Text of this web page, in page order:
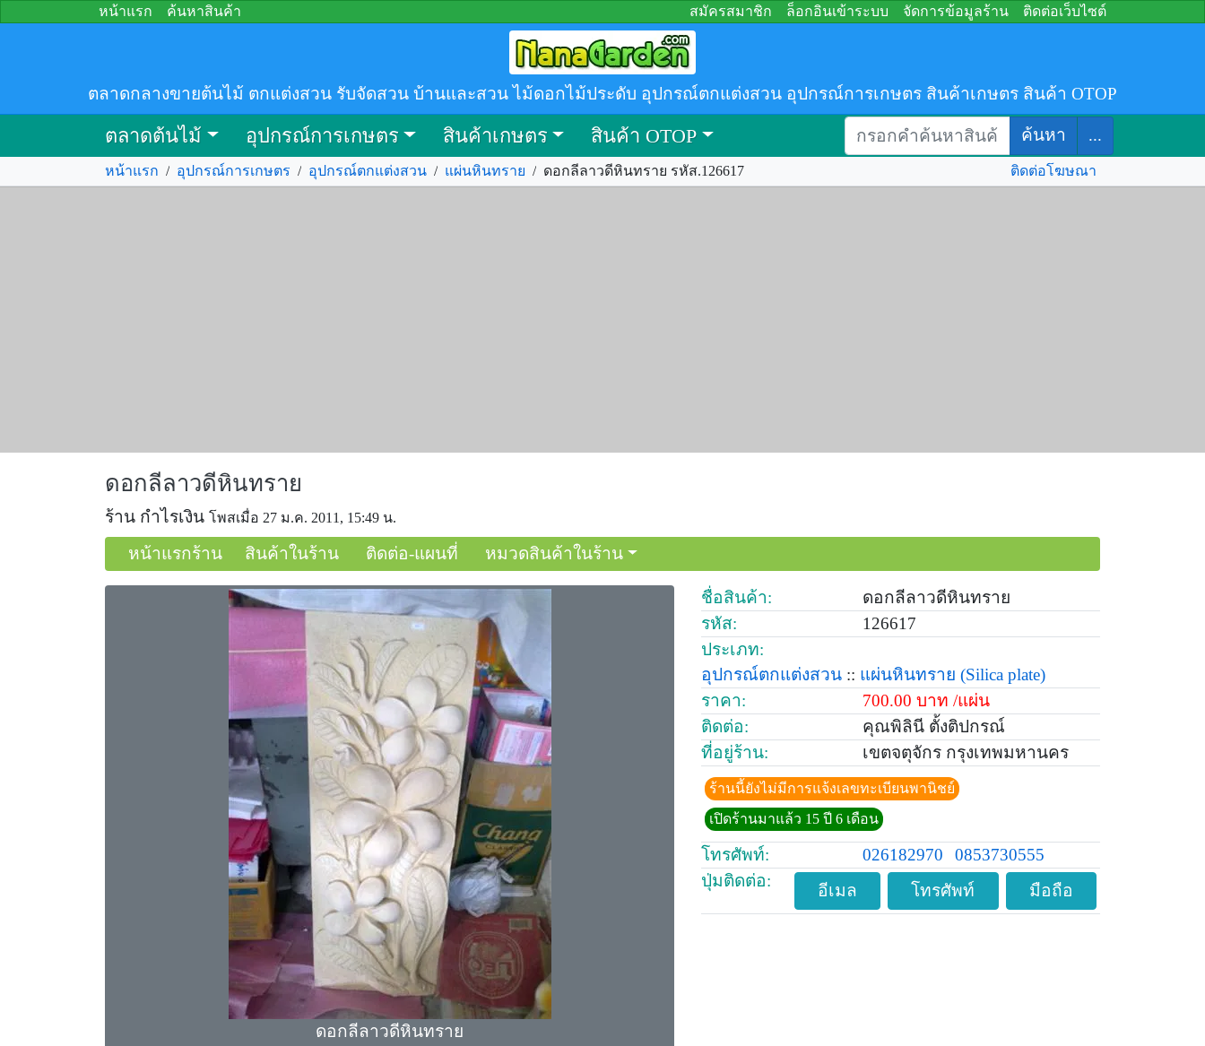
หน้าแรก ค้นหาสินค้า สมัครสมาชิก ล็อกอินเข้าระบบ จัดการข้อมูลร้าน ติดต่อเว็บไซต์
ตลาดกลางขายต้นไม้ ตกแต่งสวน รับจัดสวน บ้านและสวน ไม้ดอกไม้ประดับ อุปกรณ์ตกแต่งสวน อุปกรณ์การเกษตร สินค้าเกษตร สินค้า OTOP
ตลาดต้นไม้ อุปกรณ์การเกษตร สินค้าเกษตร สินค้า OTOP ค้นหา ...
หน้าแรก / อุปกรณ์การเกษตร / อุปกรณ์ตกแต่งสวน / แผ่นหินทราย / ดอกลีลาวดีหินทราย รหัส.126617 ติดต่อโฆษณา
ดอกลีลาวดีหินทราย
ร้าน กำไรเงิน โพสเมื่อ 27 ม.ค. 2011, 15:49 น.
หน้าแรกร้าน สินค้าในร้าน ติดต่อ-แผนที่ หมวดสินค้าในร้าน
ดอกลีลาวดีหินทราย
ชื่อสินค้า:
ดอกลีลาวดีหินทราย
รหัส:
126617
ประเภท:
อุปกรณ์ตกแต่งสวน :: แผ่นหินทราย (Silica plate)
ราคา:
700.00 บาท /แผ่น
ติดต่อ:
คุณพิลินี ตั้งติปกรณ์
ที่อยู่ร้าน:
เขตจตุจักร กรุงเทพมหานคร
ร้านนี้ยังไม่มีการแจ้งเลขทะเบียนพานิชย์
เปิดร้านมาแล้ว 15 ปี 6 เดือน
โทรศัพท์: 026182970
0853730555
ปุ่มติดต่อ:
อีเมล โทรศัพท์ มือถือ